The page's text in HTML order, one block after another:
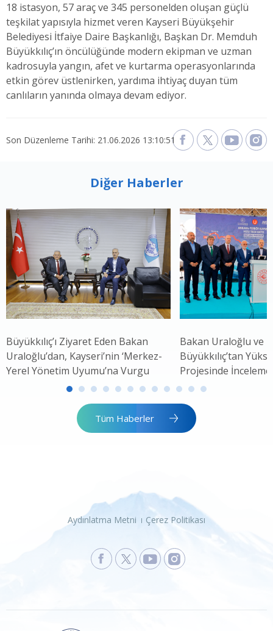
18 istasyon, 57 araç ve 345 personelden oluşan güçlü
teşkilat yapısıyla hizmet veren Kayseri Büyükşehir
Belediyesi İtfaiye Daire Başkanlığı, Başkan Dr. Memduh
Büyükkılıç’ın öncülüğünde modern ekipman ve uzman
kadrosuyla yangın, afet ve kurtarma operasyonlarında
etkin görev üstlenirken, yardıma ihtiyaç duyan tüm
canlıların yanında olmaya devam ediyor.
Son Düzenleme Tarihi: 21.06.2026 13:10:51
Diğer Haberler
Büyükkılıç’ı Ziyaret Eden Bakan
Uraloğlu’dan, Kayseri’nin ‘Merkez-
Yerel Yönetim Uyumu’na Vurgu
Bakan Uraloğlu ve
Büyükkılıç’tan
Projesinde İnceleme
Tüm Haberler
Aydınlatma Metni Çerez Politikası